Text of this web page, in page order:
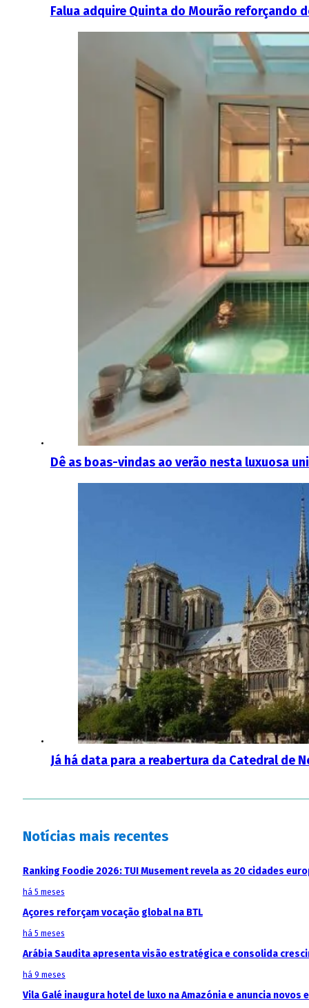
Falua adquire Quinta do Mourão reforçando
Dê as boas-vindas ao verão nesta luxuosa
Já há data para a reabertura da Catedral de
Notícias mais recentes
Ranking Foodie 2026: TUI Musement revela as 20 cidades
há 5 meses
Açores reforçam vocação global na BTL
há 5 meses
Arábia Saudita apresenta visão estratégica e consolida
há 9 meses
Vila Galé inaugura hotel de luxo na Amazónia e anuncia